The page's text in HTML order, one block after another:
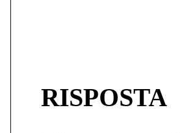
RISPOSTA